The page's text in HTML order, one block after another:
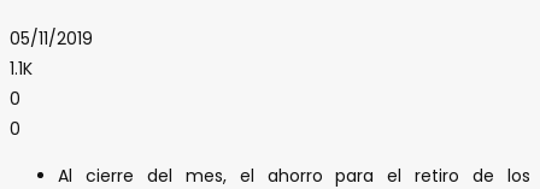
05/11/2019
1.1K
0
0
Al cierre del mes, el ahorro para el retiro de los